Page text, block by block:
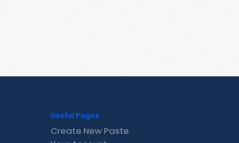
Useful Pages
Create New Paste